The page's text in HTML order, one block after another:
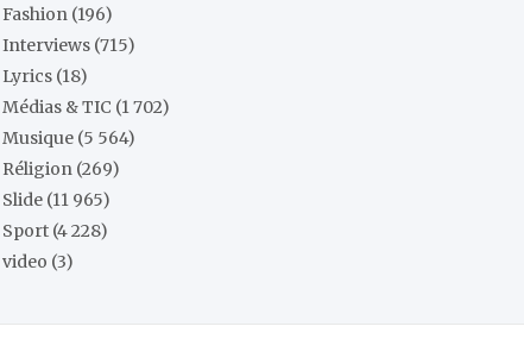
Fashion (196)
Interviews (715)
Lyrics (18)
Médias & TIC (1 702)
Musique (5 564)
Réligion (269)
Slide (11 965)
Sport (4 228)
video (3)